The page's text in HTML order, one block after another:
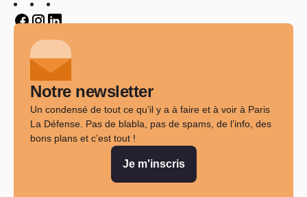
Notre newsletter
Un condensé de tout ce qu’il y a à faire et à voir à Paris
La Défense. Pas de blabla, pas de spams, de l’info, des
bons plans et c’est tout !
Je m'inscris